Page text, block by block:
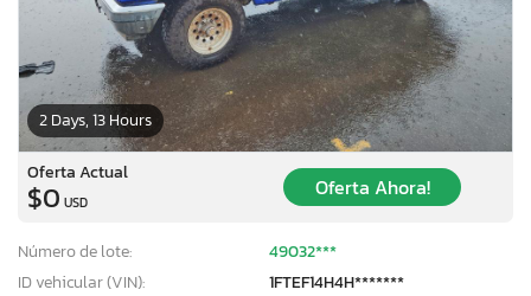
2 Days, 13 Hours
Oferta Actual
$0 USD
Oferta Ahora!
Número de lote:
49032***
ID vehicular (VIN):
1FTEF14H4H*******